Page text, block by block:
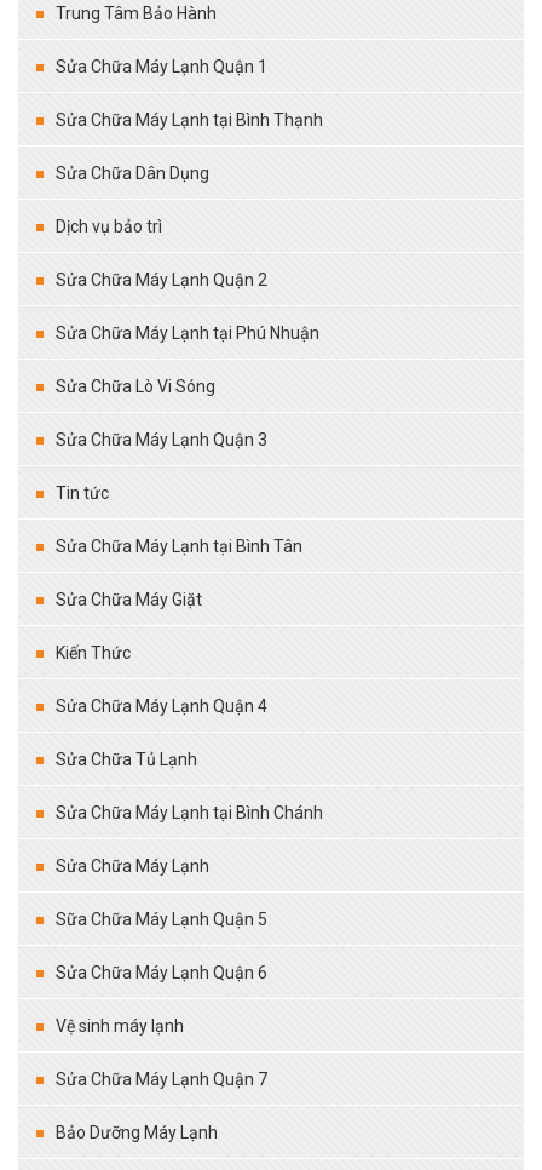
Trung Tâm Bảo Hành
Sửa Chữa Máy Lạnh Quận 1
Sửa Chữa Máy Lạnh tại Bình Thạnh
Sửa Chữa Dân Dụng
Dịch vụ bảo trì
Sửa Chữa Máy Lạnh Quận 2
Sửa Chữa Máy Lạnh tại Phú Nhuận
Sửa Chữa Lò Vi Sóng
Sửa Chữa Máy Lạnh Quận 3
Tin tức
Sửa Chữa Máy Lạnh tại Bình Tân
Sửa Chữa Máy Giặt
Kiến Thức
Sửa Chữa Máy Lạnh Quận 4
Sửa Chữa Tủ Lạnh
Sửa Chữa Máy Lạnh tại Bình Chánh
Sửa Chữa Máy Lạnh
Sữa Chữa Máy Lạnh Quận 5
Sửa Chữa Máy Lạnh Quận 6
Vệ sinh máy lạnh
Sửa Chữa Máy Lạnh Quận 7
Bảo Dưỡng Máy Lạnh